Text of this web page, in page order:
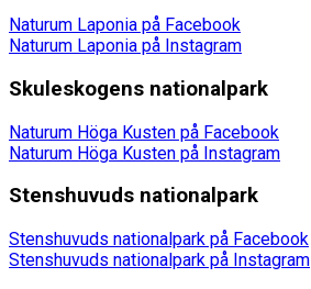
Naturum Laponia på Facebook
Naturum Laponia på Instagram
Skuleskogens nationalpark
Naturum Höga Kusten på Facebook
Naturum Höga Kusten på Instagram
Stenshuvuds nationalpark
Stenshuvuds nationalpark på Facebook
Stenshuvuds nationalpark på Instagram